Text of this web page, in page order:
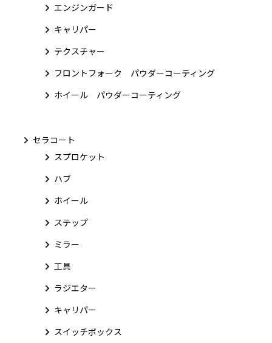
エンジンガード
キャリパー
テクスチャー
フロントフォーク パウダーコーティング
ホイール パウダーコーティング
セラコート
スプロケット
ハブ
ホイール
ステップ
ミラー
工具
ラジエター
キャリパー
スイッチボックス